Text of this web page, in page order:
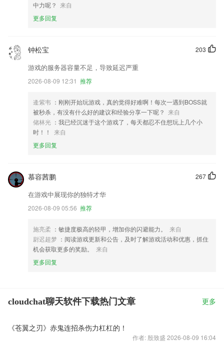
中力呢？ 来自
更多回复
203
钟松宝
游戏的服务器容量不足，导致延迟严重
2026-08-09 12:31 推荐
逄紫韦 ：刚刚开始玩游戏，真的觉得好难啊！每次一遇到BOSS就
被秒杀，有没有什么好的建议和经验分享一下呢？ 来自
储林光 ：我已经沉迷于这个游戏了，每天都忍不住想玩上几个小
时！！
来自
更多回复
267
慕容茜鹏
在游戏中展现你的独特才华
2026-08-09 05:56 推荐
施亮柔 ：敏捷度极高的轻甲，增加你的闪避能力。
来自
尉迟超梦 ：阅读游戏更新和公告，及时了解游戏活动和优惠，抓住
机会获取更多的奖励。
来自
更多回复
cloudchat聊天软件下载热门文章 更多
《苍翼之刃》赤鬼连招杀伤力杠杠的！
作者: 殷致盛 2026-08-09 16:04